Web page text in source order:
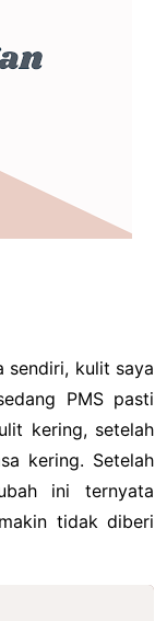
sendiri, kulit saya
PMS pasti
kering, setelah
kering. Setelah
ini ternyata
tidak diberi